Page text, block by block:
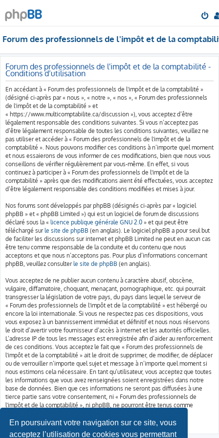
En poursuivant votre navigation sur ce site, vous
acceptez l’utilisation de cookies vous permettant
Forum des professionnels de l'impôt et de la
Forum des professionnels de l'impôt et de la comptabilité -
Conditions d’utilisation
En accédant à « Forum des professionnels de l'impôt et de la comptabilité »
(désigné ci-après par « nous », « notre », « nos », « Forum des professionnels
de l'impôt et de la comptabilité » et
« https://www.multicomptabilite.ca/discussion »), vous acceptez d’être
légalement responsable des conditions suivantes. Si vous n’acceptez pas
d’être légalement responsable de toutes les conditions suivantes, veuillez ne
pas utiliser et accéder à « Forum des professionnels de l'impôt et de la
comptabilité ». Nous pouvons modifier ces conditions à n’importe quel moment
et nous essaierons de vous informer de ces modifications, bien que nous vous
conseillons de vérifier régulièrement par vous-même. En effet, si vous
continuez à participer à « Forum des professionnels de l'impôt et de la
comptabilité » après que des modifications aient été effectuées, vous acceptez
d’être légalement responsable des conditions modifiées et mises à jour.
Nos forums sont développés par phpBB (désignés ci-après par « logiciel
phpBB » et « phpBB Limited ») qui est un logiciel de forum de discussions
déclaré sous la « licence publique générale GNU 2.0 » et qui peut être
téléchargé surle site de phpBB (en anglais). Le logiciel phpBB a pour seul but
de faciliter les discussions sur internet et phpBB Limited ne peut en aucun cas
être tenu comme responsable de la conduite et du contenu que nous
acceptons et que nous n’acceptons pas. Pour plus d’informations concernant
phpBB, veuillez consulterle site de phpBB (en anglais).
Vous acceptez de ne publier aucun contenu à caractère abusif, obscène,
vulgaire, diffamatoire, choquant, menaçant, pornographique, etc. qui pourrait
transgresser la législation de votre pays, du pays dans lequel le serveur de
« Forum des professionnels de l'impôt et de la comptabilité » est hébergé ou
encore la loi internationale. Si vous ne respectez pas ces dispositions, vous
vous exposez à un bannissement immédiat et définitif et nous nous réservons
le droit d’avertir votre fournisseur d’accès à internet et les autorités officielles.
L’adresse IP de tous les messages est enregistrée afin d’aider au renforcement
de ces conditions. Vous acceptez le fait que « Forum des professionnels de
l'impôt et de la comptabilité » ait le droit de supprimer, de modifier, de déplacer
ou de verrouiller n’importe quel sujet et message à n’importe quel moment si
nous estimons cela nécessaire. En tant qu’utilisateur, vous acceptez que toutes
les informations que vous avez renseignées soient enregistrées dans notre
base de données. Bien que ces informations ne seront pas diffusées à une
tierce partie sans votre consentement, ni « Forum des professionnels de
l'impôt et de la comptabilité », ni phpBB, ne pourront être tenus comme
compromettre vos données.